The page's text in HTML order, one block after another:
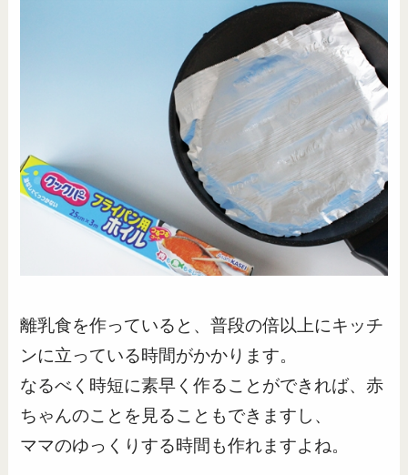
離乳食を作っていると、普段の倍以上にキッチ
ンに立っている時間がかかります。
なるべく時短に素早く作ることができれば、赤
ちゃんのことを見ることもできますし、
ママのゆっくりする時間も作れますよね。